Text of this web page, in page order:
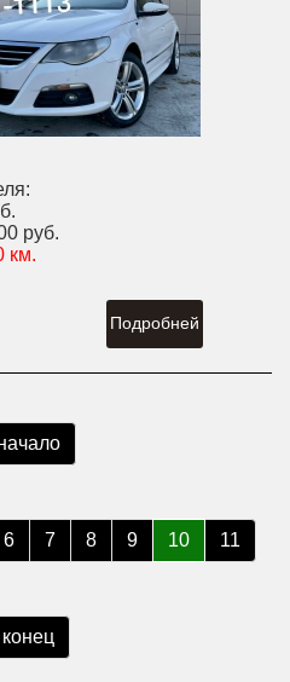
руб.
км.
Подробней
6 7 8 9 10 11